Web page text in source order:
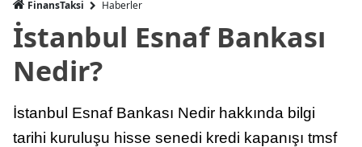
FinansTaksi Haberler
İstanbul Esnaf Bankası
Nedir?
İstanbul Esnaf Bankası Nedir hakkında bilgi
tarihi kuruluşu hisse senedi kredi kapanışı tmsf